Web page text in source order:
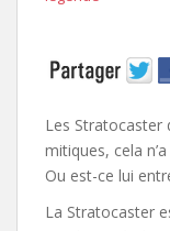
Les Stratocaster
mitiques, cela
Ou est-ce lui
La Stratocaster